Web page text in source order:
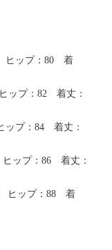
ップ：80 着
ップ：82 着丈：
プ：84 着丈：
ップ：86 着丈：
ヒップ：88 着